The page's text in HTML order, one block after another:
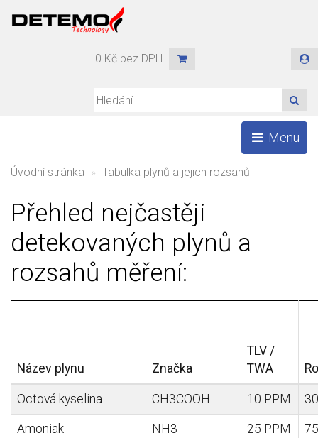
0 Kč bez DPH
Menu
Úvodní stránka Tabulka plynů a jejich rozsahů
Přehled nejčastěji
detekovaných plynů a
rozsahů měření:
Název plynu Značka
TLV /
TWA
Octová kyselina CH3COOH 10 PPM
Amoniak NH3 25 PPM